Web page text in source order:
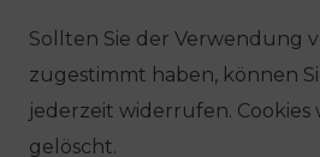
Sollten Sie der Verwendung
zugestimmt haben, können
jederzeit widerrufen. Cookies
gelöscht.